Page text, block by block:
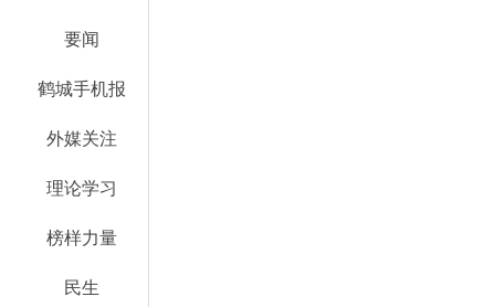
要闻
鹤城手机报
外媒关注
理论学习
榜样力量
民生